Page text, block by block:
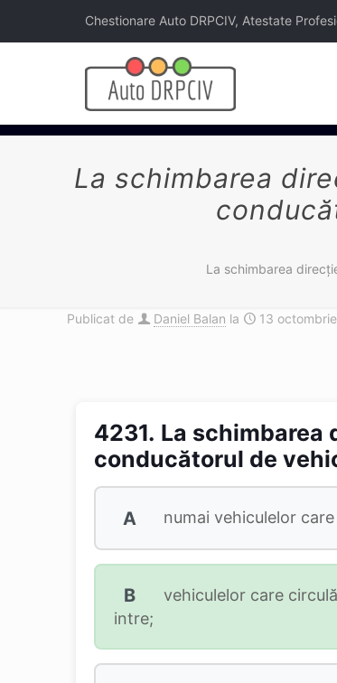
Chestionare Auto DRPCIV, Atestate
La schimbarea
La schimbarea
Publicat de Daniel Balan la 13
4231. La schimbarea
conducătorul de
A numai vehiculelor
B
vehiculelor care
intre;